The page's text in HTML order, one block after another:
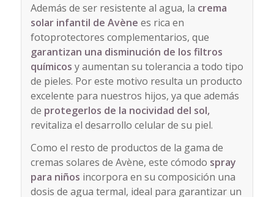
Además de ser resistente al agua, la crema
solar infantil de Avène es rica en
fotoprotectores complementarios, que
garantizan una disminución de los filtros
químicos y aumentan su tolerancia a todo tipo
de pieles. Por este motivo resulta un producto
excelente para nuestros hijos, ya que además
de protegerlos de la nocividad del sol,
revitaliza el desarrollo celular de su piel.
Como el resto de productos de la gama de
cremas solares de Avène, este cómodo spray
para niños incorpora en su composición una
dosis de agua termal, ideal para garantizar un